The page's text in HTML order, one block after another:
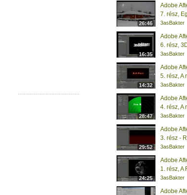
26:46
Adobe
7. rész,
3asBakter
16:35
Adobe
6. rész,
3asBakter
14:32
Adobe
5. rész, A
3asBakter
28:47
Adobe
4. rész, A
3asBakter
29:52
Adobe
3. rész -
3asBakter
24:25
Adobe
1. rész, A
3asBakter
Adobe